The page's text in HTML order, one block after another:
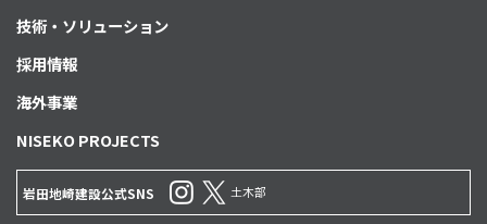
技術・ソリューション
採用情報
海外事業
NISEKO PROJECTS
岩田地崎建設公式SNS 土木部